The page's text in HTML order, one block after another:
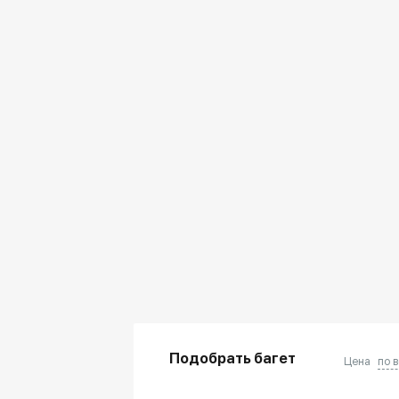
Подобрать багет Цена по